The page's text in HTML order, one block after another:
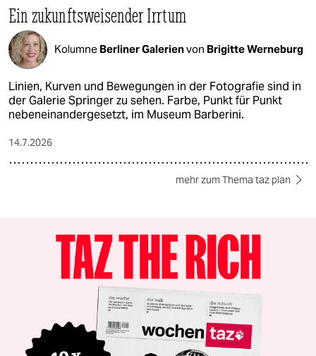
Ein zukunftsweisender Irrtum
Kolumne Berliner Galerienvon Brigitte Werneburg
Linien, Kurven und Bewegungen in der Fotografie sind in
der Galerie Springer zu sehen. Farbe, Punkt für Punkt
nebeneinandergesetzt, im Museum Barberini.
14.7.2026
mehr zum Thema taz plan